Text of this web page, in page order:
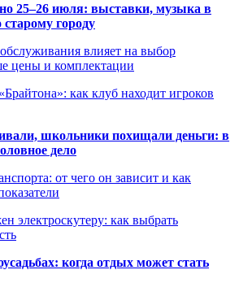
25–26 июля: выставки, музыка в
городу
влияет на выбор
цены и комплектации
как клуб находит игроков
школьники похищали деньги: в
дело
от чего он зависит и как
электроскутеру: как выбрать
когда отдых может стать